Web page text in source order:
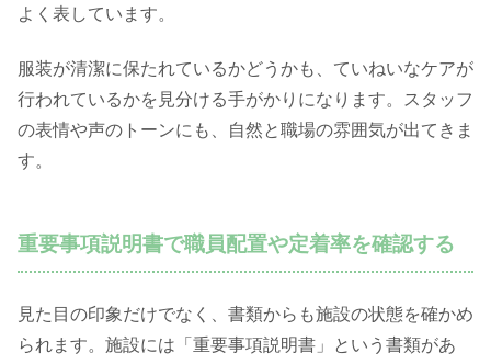
よく表しています。
服装が清潔に保たれているかどうかも、ていねいなケアが
行われているかを見分ける手がかりになります。スタッフ
の表情や声のトーンにも、自然と職場の雰囲気が出てきま
す。
重要事項説明書で職員配置や定着率を確認する
見た目の印象だけでなく、書類からも施設の状態を確かめ
られます。施設には「重要事項説明書」という書類があ